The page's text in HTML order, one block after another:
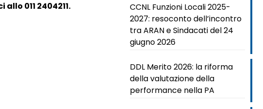
011 2404211.
CCNL Funzioni Locali 2025-
2027: resoconto dell’incontro
tra ARAN e Sindacati del 24
giugno 2026
DDL Merito 2026: la riforma
della valutazione della
performance nella PA